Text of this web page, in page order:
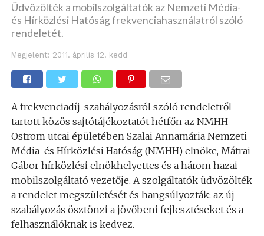
Üdvözölték a mobilszolgáltatók az Nemzeti Média-
és Hírközlési Hatóság frekvenciahasználatról szóló
rendeletét.
Megjelent: 2011. április 12. kedd
A frekvenciadíj-szabályozásról szóló rendeletről
tartott közös sajtótájékoztatót hétfőn az NMHH
Ostrom utcai épületében Szalai Annamária Nemzeti
Média-és Hírközlési Hatóság (NMHH) elnöke, Mátrai
Gábor hírközlési elnökhelyettes és a három hazai
mobilszolgáltató vezetője. A szolgáltatók üdvözölték
a rendelet megszületését és hangsúlyozták: az új
szabályozás ösztönzi a jövőbeni fejlesztéseket és a
felhasználóknak is kedvez.